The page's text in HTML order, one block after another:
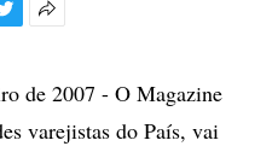
compartilhamento
de 2007 - O Magazine
varejistas do País, vai